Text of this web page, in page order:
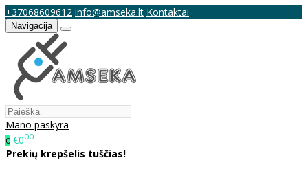
+37068609612 info@amseka.lt Kontaktai
Navigacija
Mano paskyra
0 €000
Prekių krepšelis tuščias!